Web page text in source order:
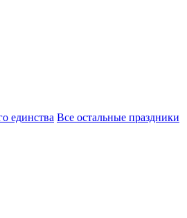
единства Все остальные праздники